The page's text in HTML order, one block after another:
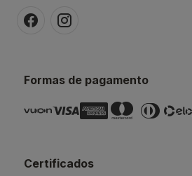
Formas de pagamento
Certificados